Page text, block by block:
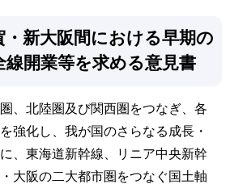
・新大阪間における早期の
線開業等を求める意見書
、北陸圏及び関西圏をつなぎ、各
強化し、我が国のさらなる成長・
、東海道新幹線、リニア中央新幹
大阪の二大都市圏をつなぐ国土軸